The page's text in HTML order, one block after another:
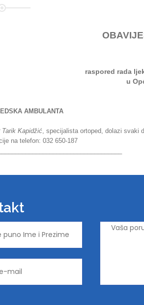
raspored rada
u
AMBULANTA
Tarik Kapidžić, specijalista ortoped, dolazi svaki
na telefon: 032 650-187